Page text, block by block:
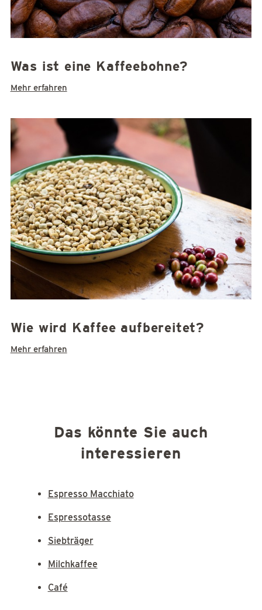
Was ist eine Kaffeebohne?
Mehr erfahren
Wie wird Kaffee aufbereitet?
Mehr erfahren
Das könnte Sie auch
interessieren
Espresso Macchiato
Espressotasse
Siebträger
Milchkaffee
Café